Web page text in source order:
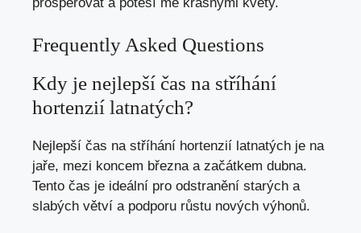
Frequently Asked Questions
Kdy je nejlepší čas na stříhání
hortenzií latnatých?
Nejlepší čas na stříhání hortenzií latnatých je na
jaře, mezi koncem března a začátkem dubna.
Tento čas je ideální pro odstranění starých a
slabých větví a podporu růstu nových výhonů.